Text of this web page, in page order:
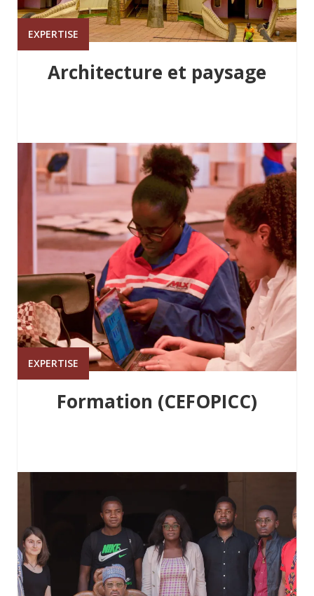
EXPERTISE
Architecture et paysage
EXPERTISE
Formation (CEFOPICC)